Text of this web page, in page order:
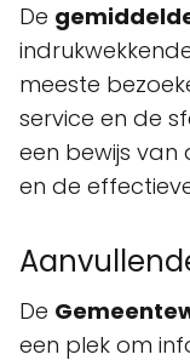
De
meeste
service en de
een bewijs van
en de
De
een plek om